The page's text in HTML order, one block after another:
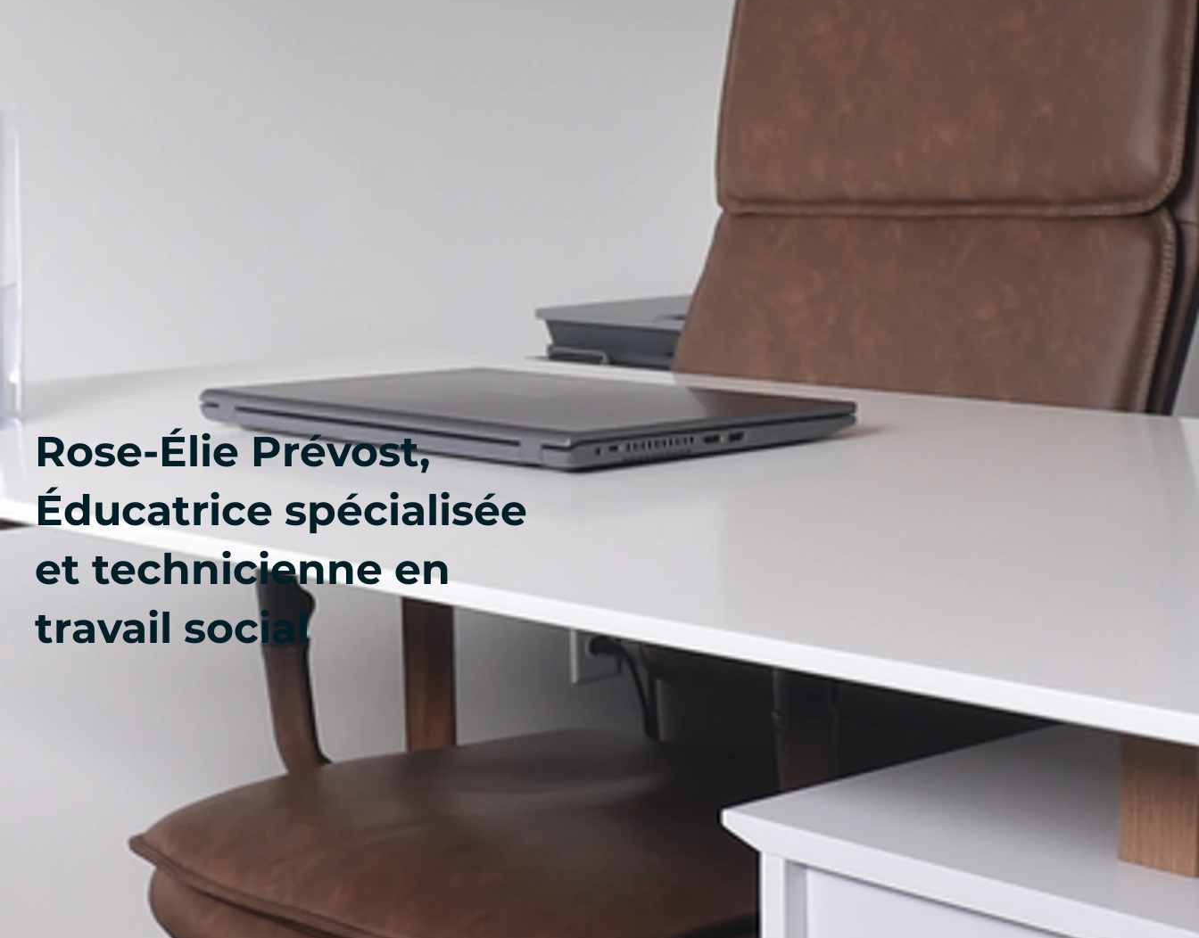
Rose-Élie Prévost,
Éducatrice spécialisée
et technicienne en
travail social